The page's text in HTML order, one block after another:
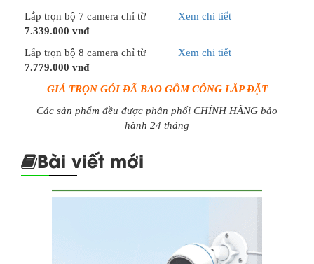
Lắp trọn bộ 7 camera chỉ từ
7.339.000 vnđ
Xem chi tiết
Lắp trọn bộ 8 camera chỉ từ
7.779.000 vnđ
Xem chi tiết
GIÁ TRỌN GÓI ĐÃ BAO GỒM CÔNG LẮP ĐẶT
Các sản phẩm đều được phân phối CHÍNH HÃNG bảo
hành 24 tháng
Bài viết mới